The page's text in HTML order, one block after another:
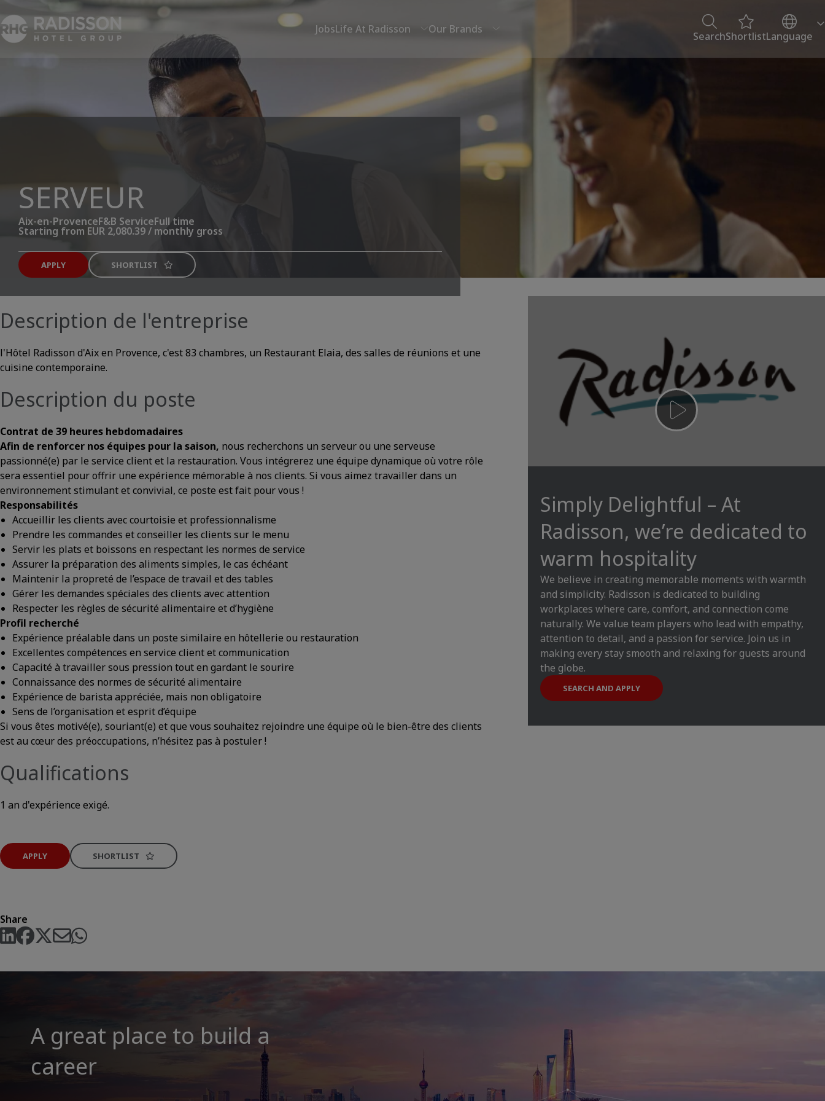
JobsLife At Radisson Our Brands
SearchShortlistLanguage
SERVEUR
Starting from EUR 2,080.39 / monthly gross
Full time
F&B Service
Aix-en-Provence
APPLY SHORTLIST
Description de l'entreprise
l'Hôtel Radisson d'Aix en Provence, c'est 83 chambres, un Restaurant Elaia, des salles de réunions et une
cuisine contemporaine.
Description du poste
Contrat de 39 heures hebdomadaires
Afin de renforcer nos équipes pour la saison, nous recherchons un serveur ou une serveuse
passionné(e) par le service client et la restauration. Vous intégrerez une équipe dynamique où votre rôle
sera essentiel pour offrir une expérience mémorable à nos clients. Si vous aimez travailler dans un
environnement stimulant et convivial, ce poste est fait pour vous !
Responsabilités
Accueillir les clients avec courtoisie et professionnalisme
Prendre les commandes et conseiller les clients sur le menu
Servir les plats et boissons en respectant les normes de service
Assurer la préparation des aliments simples, le cas échéant
Maintenir la propreté de l’espace de travail et des tables
Gérer les demandes spéciales des clients avec attention
Respecter les règles de sécurité alimentaire et d’hygiène
Profil recherché
Expérience préalable dans un poste similaire en hôtellerie ou restauration
Excellentes compétences en service client et communication
Capacité à travailler sous pression tout en gardant le sourire
Connaissance des normes de sécurité alimentaire
Expérience de barista appréciée, mais non obligatoire
Sens de l’organisation et esprit d’équipe
Si vous êtes motivé(e), souriant(e) et que vous souhaitez rejoindre une équipe où le bien-être des clients
est au cœur des préoccupations, n’hésitez pas à postuler !
Qualifications
1 an d'expérience exigé.
APPLY SHORTLIST
Share
Simply Delightful – At
Radisson, we’re dedicated to
warm hospitality
We believe in creating memorable moments with warmth
and simplicity. Radisson is dedicated to building
workplaces where care, comfort, and connection come
naturally. We value team players who lead with empathy,
attention to detail, and a passion for service. Join us in
making every stay smooth and relaxing for guests around
the globe.
SEARCH AND APPLY
A great place to build a
career